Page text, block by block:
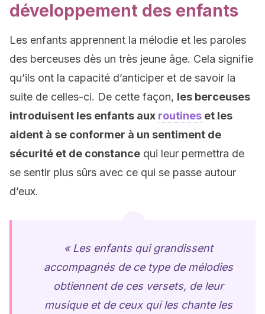
développement des enfants
Les enfants apprennent la mélodie et les paroles
des berceuses dès un très jeune âge. Cela signifie
qu’ils ont la capacité d’anticiper et de savoir la
suite de celles-ci. De cette façon, les berceuses
introduisent les enfants aux routines et les
aident à se conformer à un sentiment de
sécurité et de constance qui leur permettra de
se sentir plus sûrs avec ce qui se passe autour
d’eux.
« Les enfants qui grandissent
accompagnés de ce type de mélodies
obtiennent de ces versets, de leur
musique et de ceux qui les chante les